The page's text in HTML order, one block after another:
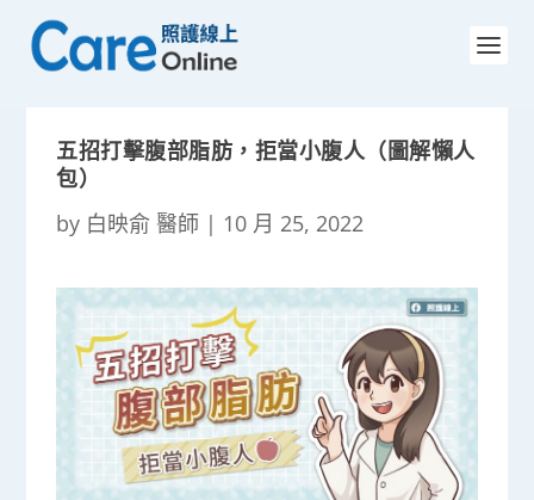
五招打擊腹部脂肪，拒當小腹人（圖解懶人
包）
by 白映俞 醫師 | 10 月 25, 2022